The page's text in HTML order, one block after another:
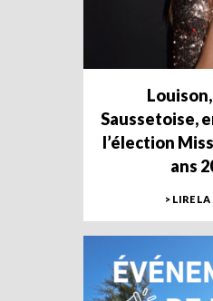
Saussetoise,
l’élection
ans
> LIRE LA